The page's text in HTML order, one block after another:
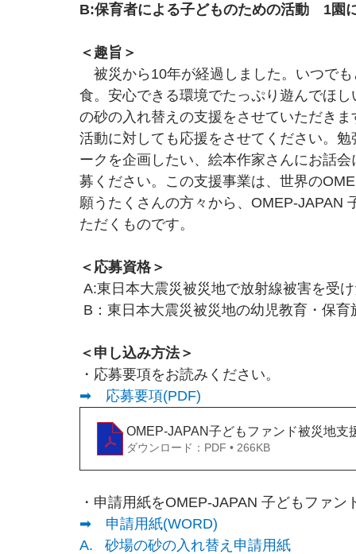
B:保育者による子どものための活動　1園
＜趣旨＞
被災から10年が経過しました。いつで
食。安心できる環境でたっぷり遊んでほ
の砂の入れ替えの支援をさせていただき
活動に対しても応援をさせてください。
ークを企画したい、絵本作家さんにお話
募ください。この支援事業は、世界の
願うたくさんの方々から、OMEP-JAPAN
ただくものです。
＜応募資格＞
A:東日本大震災被災地で放射線被害を受
B：東日本大震災被災地の幼児教育・保育
＜申し込み方法＞
・応募要項をお読みください。
➡　応募要項(PDF)
OMEP-JAPAN子どもファンド被災地支
ダウンロード：PDF • 266KB
・申請用紙をOMEP-JAPAN 子どもファン
➡　申請用紙(WORD)
A.   砂場の砂の入れ替え申請用紙